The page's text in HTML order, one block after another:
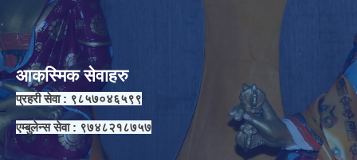
आकस्मिक सेवाहरु
प्रहरी सेवा : ९८५७०४६५९९
एम्बुलेन्स सेवा : ९७४८२१८७५७